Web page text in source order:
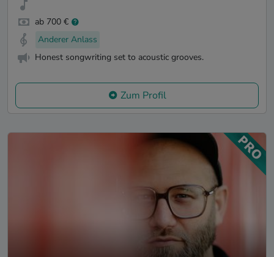
ab 700 €
Anderer Anlass
Honest songwriting set to acoustic grooves.
Zum Profil